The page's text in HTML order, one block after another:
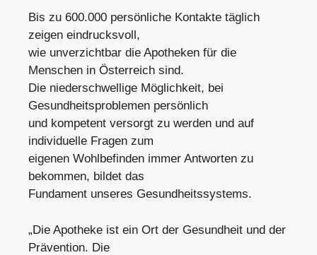
Bis zu 600.000 persönliche Kontakte täglich
zeigen eindrucksvoll,
wie unverzichtbar die Apotheken für die
Menschen in Österreich sind.
Die niederschwellige Möglichkeit, bei
Gesundheitsproblemen persönlich
und kompetent versorgt zu werden und auf
individuelle Fragen zum
eigenen Wohlbefinden immer Antworten zu
bekommen, bildet das
Fundament unseres Gesundheitssystems.
„Die Apotheke ist ein Ort der Gesundheit und der
Prävention. Die